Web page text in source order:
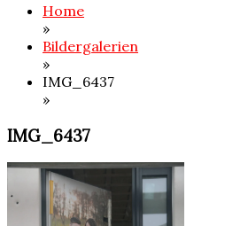
Home
»
Bildergalerien
»
IMG_6437
»
IMG_6437